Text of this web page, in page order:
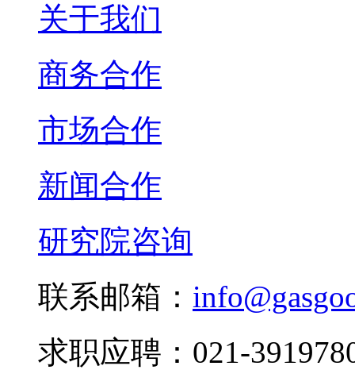
关于我们
商务合作
市场合作
新闻合作
研究院咨询
联系邮箱：
求职应聘：021-